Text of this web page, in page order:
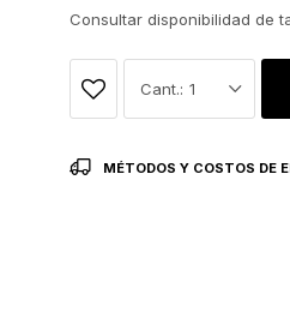
Consultar disponibilidad de
1
MÉTODOS Y COSTOS DE